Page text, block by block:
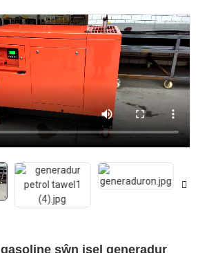
sŵn isel generadur